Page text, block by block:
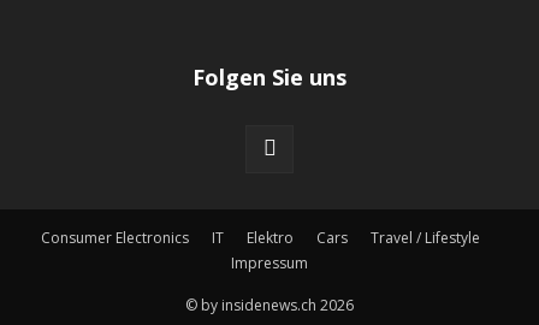
Folgen Sie uns
Consumer Electronics IT Elektro Cars
Travel / Lifestyle
Impressum
© by insidenews.ch 2026